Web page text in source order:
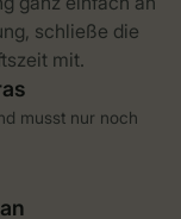
musst nur noch